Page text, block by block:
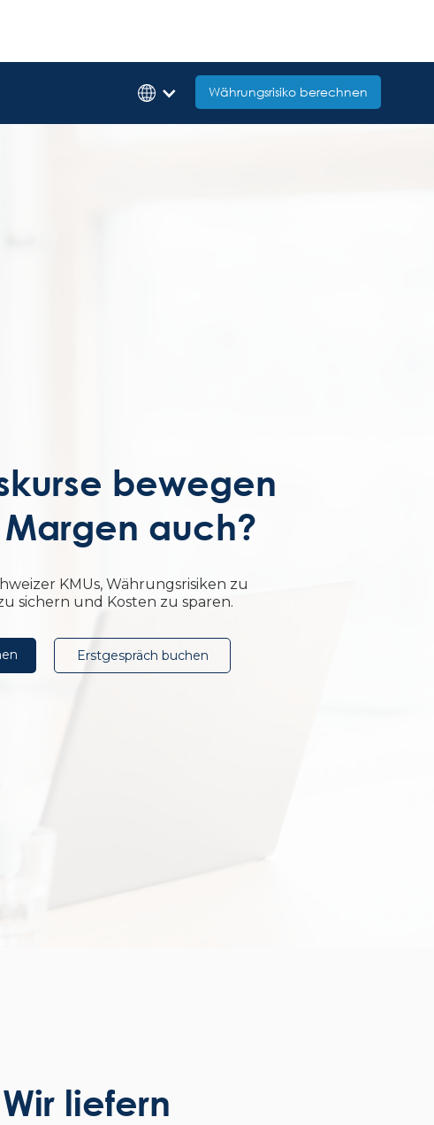
Währungsrisiko berechnen
bewegen
auch?
KMUs, Währungsrisiken zu
sichern und Kosten zu sparen.
Erstgespräch buchen
liefern